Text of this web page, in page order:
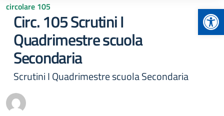
circolare 105
Circ. 105 Scrutini I
Quadrimestre scuola
Secondaria
Scrutini I Quadrimestre scuola Secondaria